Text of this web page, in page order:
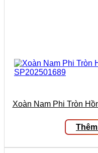
Xoàn Nam Phi Tròn